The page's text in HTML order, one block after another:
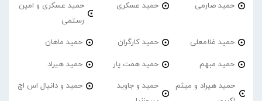
حمید صارمی حمید عسکری
حمید عسکری و امین
رستمی
حمید غلامعلی حمید کارگران حمید ماهان
حمید مبهم حمید همت یار حمید هیراد
حمید هیراد و میثم
حمید و جاوید
حمید و دانیال اس اچ